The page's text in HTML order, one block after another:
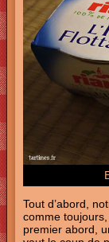
Tout d’abord,
comme
premier abord,